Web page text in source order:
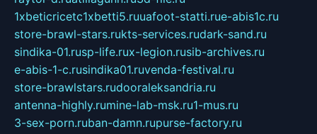
1xbeticricetc1xbetti5.ruuafoot-statti.rue-abis1c.ru
store-brawl-stars.rukts-services.rudark-sand.ru
sindika-01.rusp-life.rux-legion.rusib-archives.ru
e-abis-1-c.rusindika01.ruvenda-festival.ru
store-brawlstars.rudooraleksandria.ru
antenna-highly.rumine-lab-msk.ru1-mus.ru
3-sex-porn.ruban-damn.rupurse-factory.ru